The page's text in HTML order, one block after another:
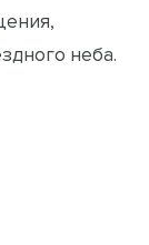
неба.